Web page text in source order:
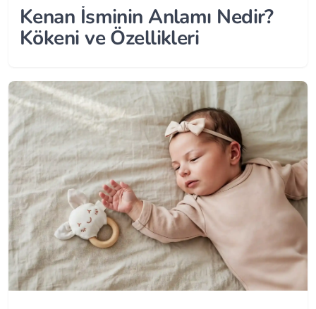
Kenan İsminin Anlamı Nedir?
Kökeni ve Özellikleri